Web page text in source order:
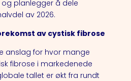
og planlegger å dele
av 2026.
av cystisk fibrose
anslag for hvor mange
fibrose i markedenede
tallet er økt fra rundt